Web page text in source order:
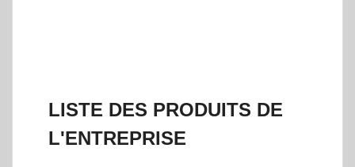
LISTE DES PRODUITS DE
L'ENTREPRISE